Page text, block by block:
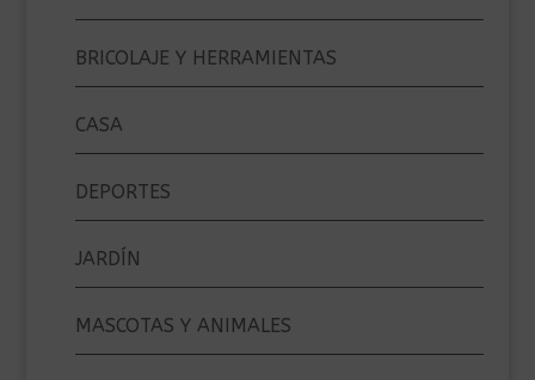
BRICOLAJE Y HERRAMIENTAS
CASA
DEPORTES
JARDÍN
MASCOTAS Y ANIMALES